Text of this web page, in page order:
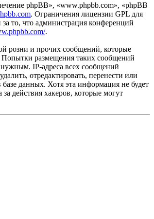
phpBB», «www.phpbb.com», «phpBB
. Ограничения лицензии GPL для
то, что администрация конференций
.
розни и прочих сообщений, которые
Попытки размещения таких сообщений
IP-адреса всех сообщений
отредактировать, перенести или
данных. Хотя эта информация не будет
действия хакеров, которые могут